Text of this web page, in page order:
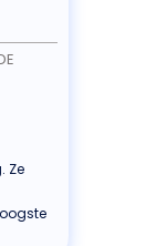
Ze